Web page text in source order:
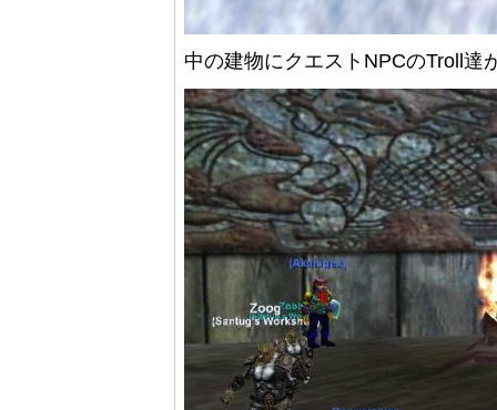
中の建物にクエストNPCのTroll達